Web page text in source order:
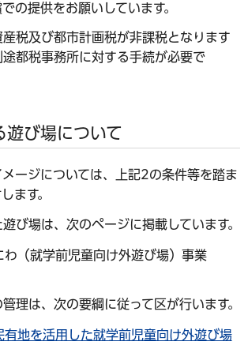
の提供をお願いしています。
税及び都市計画税が非課税となります
途都税事務所に対する手続が必要で
び場について
ージについては、上記2の条件等を踏ま
ます。
び場は、次のページに掲載しています。
わ（就学前児童向け外遊び場）事業
理は、次の要綱に従って区が行います。
有地を活用した就学前児童向け外遊び場